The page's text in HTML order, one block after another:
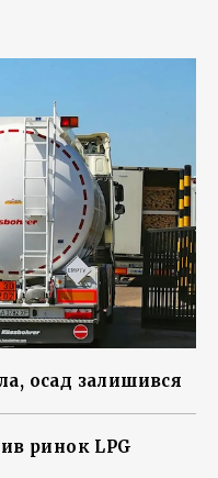
осад залишився
ринок LPG